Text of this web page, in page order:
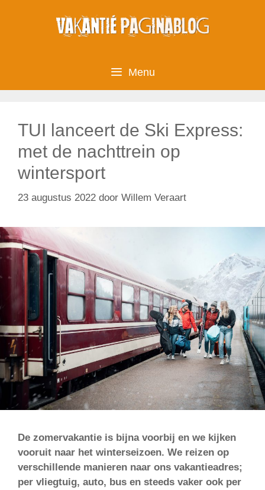
Menu
TUI lanceert de Ski Express:
met de nachttrein op
wintersport
23 augustus 2022 door Willem Veraart
De zomervakantie is bijna voorbij en we kijken
vooruit naar het winterseizoen. We reizen op
verschillende manieren naar ons vakantieadres;
per vliegtuig, auto, bus en steeds vaker ook per